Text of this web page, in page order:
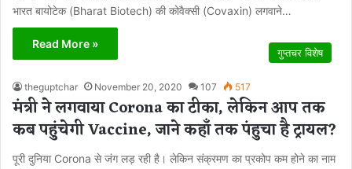
भारत बायोटेक (Bharat Biotech) की कोवैक्सी (Covaxin) लगवाने…
Read More »
गुप्तचर विशेष
theguptchar November 20, 2020 107 517
मंत्री ने लगवाया Corona का टीका, लेकिन आप तक
कब पहुंचेगी Vaccine, जाने कहाँ तक पंहुचा है ट्रायल?
पूरी दुनिया Corona से जंग लड़ रही है। लेकिन संक्रमण का प्रकोप कम होने का नाम